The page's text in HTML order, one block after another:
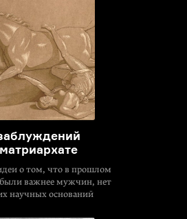
о том, что в прошлом
важнее мужчин, нет
научных оснований